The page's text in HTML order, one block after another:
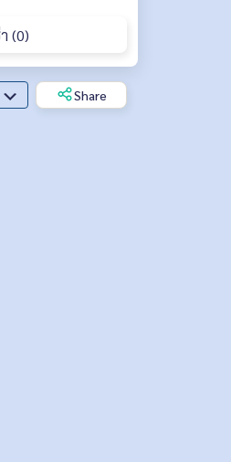
(0)
Share